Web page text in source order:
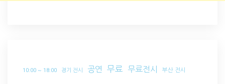
10:00 ~ 18:00 경기 전시 공연 무료 무료전시 부산 전시